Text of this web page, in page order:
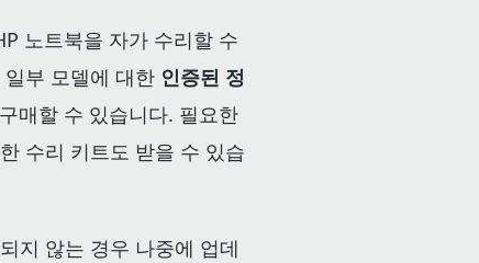
노트북을 자가 수리할 수
부 모델에 대한 인증된 정
매할 수 있습니다. 필요한
수리 키트도 받을 수 있습
지 않는 경우 나중에 업데